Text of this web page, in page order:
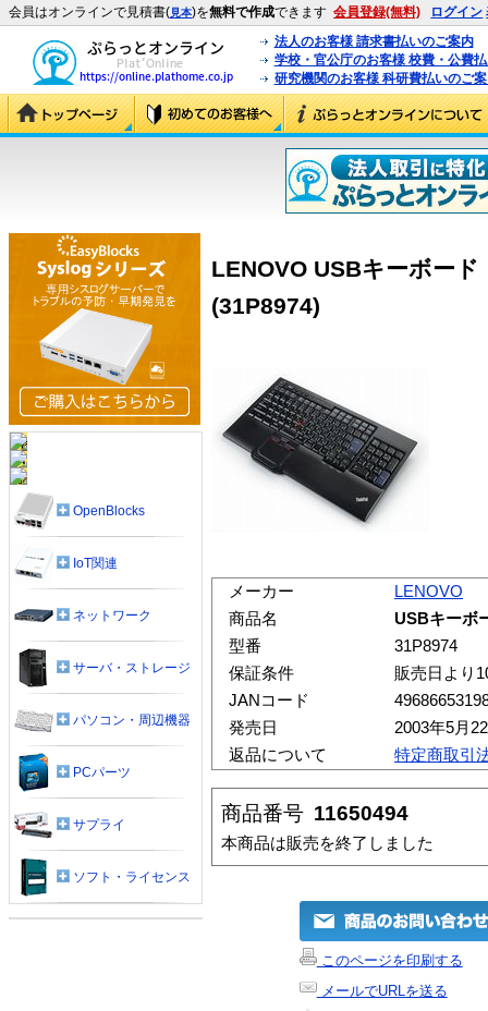
会員はオンラインで見積書(見本)を無料で作成できます 会員登録(無料) ログイン
法人のお客様 請求書払いのご案内
学校・官公庁のお客様 校費・公費
研究機関のお客様 科研費払いのご
LENOVO USBキーボー
(31P8974)
メーカー
LENOVO
商品名
USBキーボ
型番
31P8974
保証条件
販売日より
JANコード
発売日
2003年5月
返品について
特定商取引
商品番号 11650494
本商品は販売を終了しました
このページを印刷する
メールでURLを送る
OpenBlocks
IoT関連
ネットワーク
サーバ・ストレージ
パソコン・周辺機器
PCパーツ
サプライ
ソフト・ライセンス